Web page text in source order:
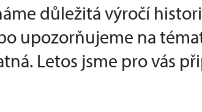
důležitá výročí
upozorňujeme na
Letos jsme pro vás